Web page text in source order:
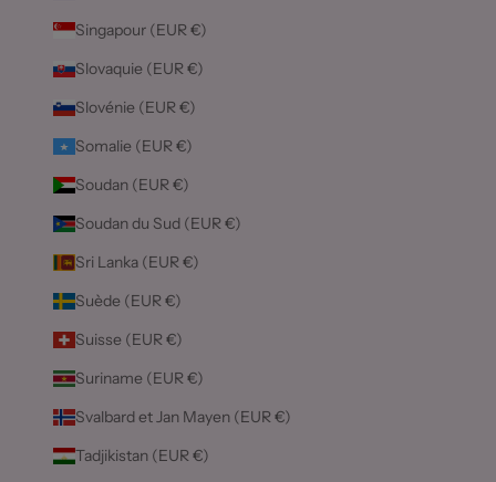
Singapour (EUR €)
Slovaquie (EUR €)
Slovénie (EUR €)
Somalie (EUR €)
Soudan (EUR €)
Soudan du Sud (EUR €)
Sri Lanka (EUR €)
Suède (EUR €)
Suisse (EUR €)
Suriname (EUR €)
Svalbard et Jan Mayen (EUR €)
Tadjikistan (EUR €)